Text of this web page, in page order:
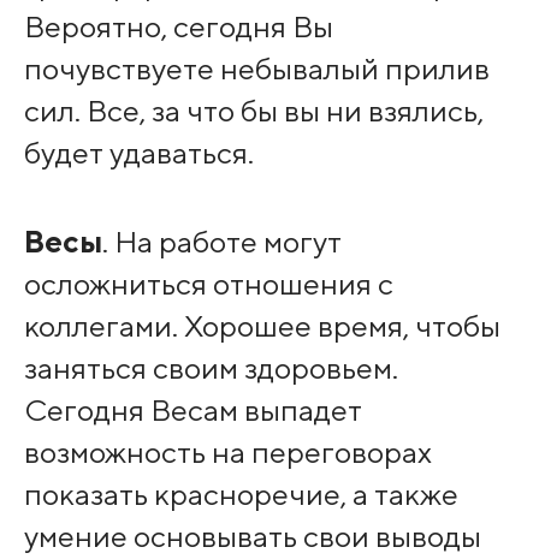
Вероятно, сегодня Вы
почувствуете небывалый прилив
сил. Все, за что бы вы ни взялись,
будет удаваться.
Весы. Ha работе могут
осложниться отношения с
коллегами. Хорошее время, чтобы
заняться своим здоровьем.
Сегодня Весам выпадет
возможность на переговорах
показать красноречие, а также
умение основывать свои выводы